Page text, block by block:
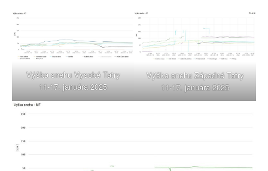
Výška snehu Vysoké Tatry
11-17. januára 2025
Výška snehu Západné Tatry
11-17. januára 2025